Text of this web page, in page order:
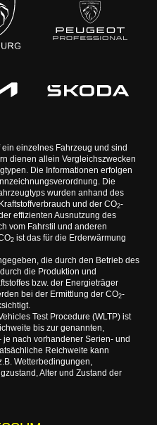
einzelnes Fahrzeug und sind
dienen allein Vergleichszwecken
Die Informationen erfolgen
Die
wurden anhand des
und der CO2-
effizienten Ausnutzung des
vom Fahrstil und anderen
2ist das für die Erderwärmung
die durch den Betrieb des
die Produktion und
bzw. der Energieträger
bei der Ermittlung der CO2-
Test Procedure (WLTP) ist
bis zur genannten,
nach vorhandener Serien- und
Reichweite kann
Wetterbedingungen,
Alter und Zustand der